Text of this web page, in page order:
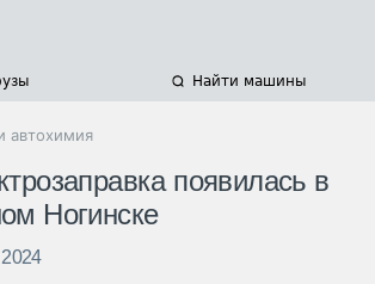
Найти машины
автохимия
появилась в
Ногинске